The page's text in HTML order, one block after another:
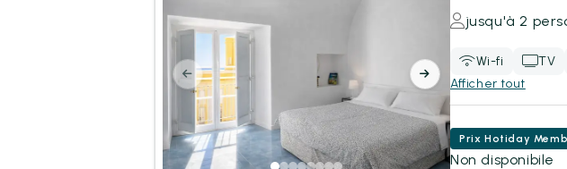
jusqu'à 2
Wi-fi TV
Afficher tout
Prix Hotiday
Non disponibile